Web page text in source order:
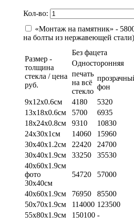
Кол-во:
«Монтаж на памятник» -
на болты из нержавеющей стали)
Размер -
толщина
стекла / цена
руб.
Без фацета
Односторонняя
печать
на всё
стекло
фон
9х12х0.6см
4180 5320
13х18х0.6см
5700 6935
18х24х0.8см
9310 10830
24х30х1см
14060 15960
30х40х1.2см
22420 24700
30х40х1.9см
33250 35530
40х60х1.9см
фото
30х40см
54720 57000
40х60х1.9см 76950 85500
50х70х1.9см
114000 123500
55х80х1.9см
150100 -